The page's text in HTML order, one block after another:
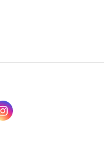
Instagram